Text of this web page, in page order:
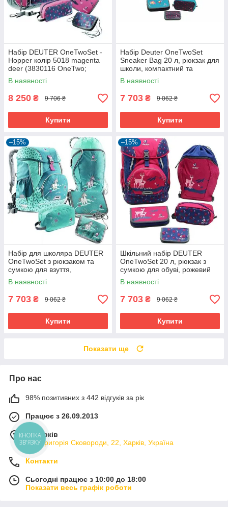
Набір DEUTER OneTwoSet -
Hopper колір 5018 magenta
deer (3830116 OneTwo;
80261 Hopper; 3890215 Chest
Wallet;
В наявності
8 250 ₴ 9 706 ₴
Купити
Набір Deuter OneTwoSet
Sneaker Bag 20 л, рюкзак для
школи, компактний та
зручний
В наявності
7 703 ₴ 9 062 ₴
Купити
–15%
Набір для школяра DEUTER
OneTwoSet з рюкзаком та
сумкою для взуття,
бірюзовий, 20 л
В наявності
7 703 ₴ 9 062 ₴
Купити
–15%
Шкільний набір DEUTER
OneTwoSet 20 л, рюкзак з
сумкою для обуві, рожевий
В наявності
7 703 ₴ 9 062 ₴
Купити
Показати ще
Про нас
98% позитивних з 442 відгуків за рік
Працює з 26.09.2013
м. Харків
вул. Григорія Сковороди, 22, Харків, Україна
Контакти
Сьогодні працює з 10:00 до 18:00
Показати весь графік роботи
КНОПКА
ЗВ'ЯЗКУ